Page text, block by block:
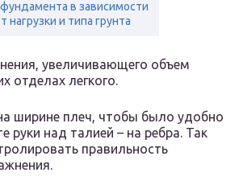
в зависимости
нагрузки и типа грунта
увеличивающего объем
отделах легкого.
ширине плеч, чтобы было удобно
руки над талией – на ребра. Так
правильность